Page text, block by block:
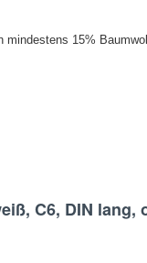
15%
C6, DIN lang,